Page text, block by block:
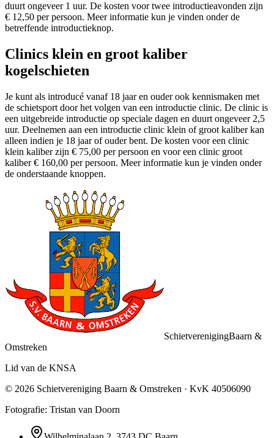
duurt ongeveer 1 uur. De kosten voor twee introductieavonden zijn
€ 12,50 per persoon. Meer informatie kun je vinden onder de
betreffende introductieknop.
Clinics klein en groot kaliber
kogelschieten
Je kunt als introducé vanaf 18 jaar en ouder ook kennismaken met
de schietsport door het volgen van een introductie clinic. De clinic is
een uitgebreide introductie op speciale dagen en duurt ongeveer 2,5
uur. Deelnemen aan een introductie clinic klein of groot kaliber kan
alleen indien je 18 jaar of ouder bent. De kosten voor een clinic
klein kaliber zijn € 75,00 per persoon en voor een clinic groot
kaliber € 160,00 per persoon. Meer informatie kun je vinden onder
de onderstaande knoppen.
SchietverenigingBaarn &
Omstreken
Lid van de KNSA
© 2026 Schietvereniging Baarn & Omstreken · KvK 40506090
Fotografie: Tristan van Doorn